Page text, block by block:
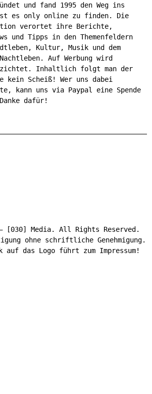
und fand 1995 den Weg ins
es only online zu finden. Die
verortet ihre Berichte,
und Tipps in den Themenfeldern
Kultur, Musik und dem
Auf Werbung wird
Inhaltlich folgt man der
kein Scheiß! Wer uns dabei
kann uns via Paypal eine Spende
dafür!
[030] Media. All Rights Reserved.
ohne schriftliche Genehmigung.
auf das Logo führt zum Impressum!